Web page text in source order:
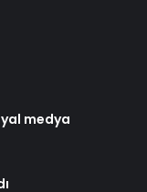
medya